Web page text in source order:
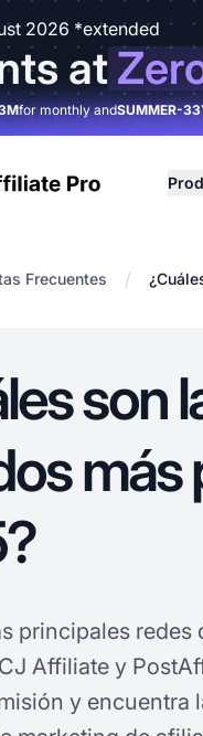
2026 *extended
at
for monthly andSUMMER-
Frecuentes /
son
más
principales
Affiliate y
y encuentra